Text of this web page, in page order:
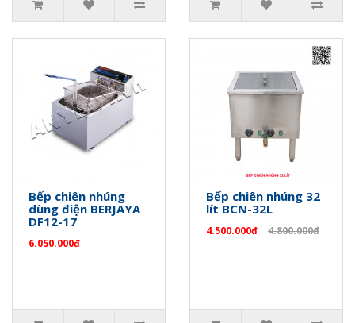
Bếp chiên nhúng
dùng điện BERJAYA
DF12-17
6.050.000đ
Bếp chiên nhúng 32
lít BCN-32L
4.500.000đ 4.800.000đ